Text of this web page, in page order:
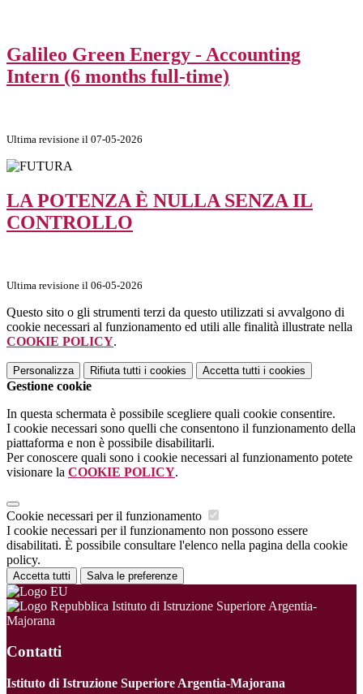
Galileo Green Energy - Accounting
Intern (6 months full-time)
Ultima revisione il 07-05-2026
LA POTENZA È NULLA SENZA IL
CONTROLLO
Ultima revisione il 06-05-2026
Questo sito o gli strumenti terzi da questo utilizzati si avvalgono di
cookie necessari al funzionamento ed utili alle finalità illustrate nella
COOKIE POLICY.
Personalizza Rifiuta tutti i cookies Accetta tutti i cookies
Gestione cookie
In questa schermata è possibile scegliere quali cookie consentire.
I cookie necessari sono quelli che consentono il funzionamento della
piattaforma e non è possibile disabilitarli.
Per conoscere quali sono i cookie necessari al funzionamento potete
visionare la COOKIE POLICY.
Cookie necessari per il funzionamento
I cookie necessari per il funzionamento non possono essere
disabilitati. È possibile consultare l'elenco nella pagina della cookie
policy.
Accetta tutti Salva le preferenze
Istituto di Istruzione Superiore Argentia-
Majorana
Contatti
Istituto di Istruzione Superiore Argentia-Majorana